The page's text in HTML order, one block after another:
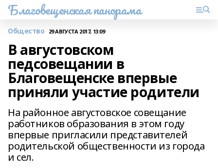
Благовещенская панорама
Общество 29 АВГУСТА 2017, 13:09
В августовском
педсовещании в
Благовещенске впервые
приняли участие родители
На районное августовское совещание
работников образования в этом году
впервые пригласили представителей
родительской общественности из города
и сел.